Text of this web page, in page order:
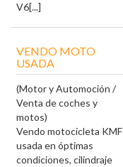
V6[...]
VENDO MOTO
USADA
(Motor y Automoción /
Venta de coches y
motos)
Vendo motocicleta KMF
usada en óptimas
condiciones, cilindraje